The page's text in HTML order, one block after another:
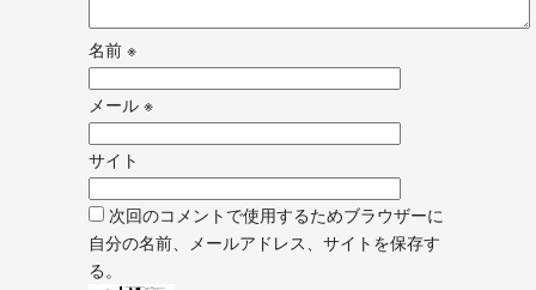
名前 ※
メール ※
サイト
次回のコメントで使用するためブラウザーに
自分の名前、メールアドレス、サイトを保存す
る。